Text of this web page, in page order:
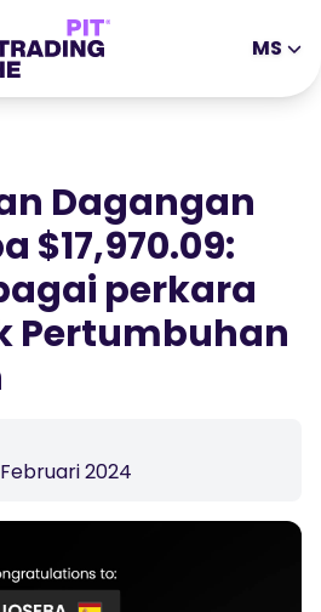
MS
DE
ES
IT
JA
AR
TR
VI
Dagangan
$17,970.09:
perkara
Pertumbuhan
2024